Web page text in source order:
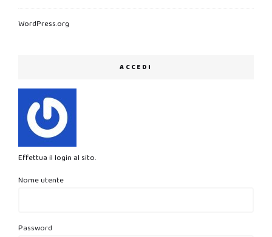
WordPress.org
ACCEDI
Effettua il login al sito.
Nome utente
Password